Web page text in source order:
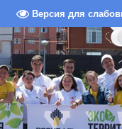
Версия для